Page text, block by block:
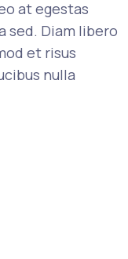
at egestas
sed. Diam libero
et risus
nulla